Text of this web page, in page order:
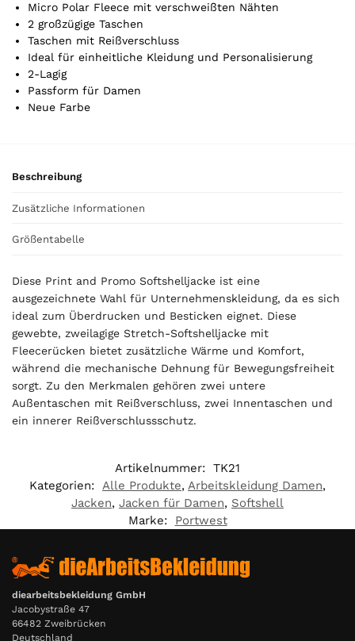
l
.
Y
o
u
i
0
Micro Polar Fleece mit verschweißten Nähten
2 großzügige Taschen
Taschen mit Reißverschluss
Ideal für einheitliche Kleidung und Personalisierung
2-Lagig
Passform für Damen
Neue Farbe
Beschreibung
Zusätzliche Informationen
Größentabelle
Diese Print and Promo Softshelljacke ist eine
ausgezeichnete Wahl für Unternehmenskleidung, da es sich
ideal zum Überdrucken und Besticken eignet. Diese
gewebte, zweilagige Stretch-Softshelljacke mit
Fleecerücken bietet zusätzliche Wärme und Komfort,
während die mechanische Dehnung für Bewegungsfreiheit
sorgt. Zu den Merkmalen gehören zwei untere
Außentaschen mit Reißverschluss, zwei Innentaschen und
ein innerer Reißverschlussschutz.
Artikelnummer: TK21
Kategorien: Alle Produkte, Arbeitskleidung Damen,
Jacken, Jacken für Damen, Softshell
Marke:
Portwest
diearbeitsbekleidung GmbH
Jacobystraße 47
66482 Zweibrücken
Deutschland